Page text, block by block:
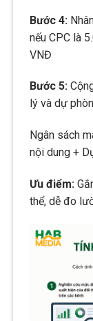
Bước 4:
nếu CPC là
VNĐ
Bước 5:
lý và dự
Ngân sách
nội dung +
Ưu điểm:
thể, dễ đo